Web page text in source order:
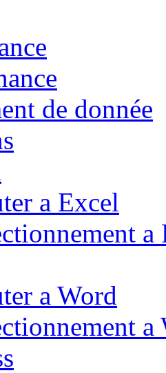
de donnée
a Excel
a
a Word
a